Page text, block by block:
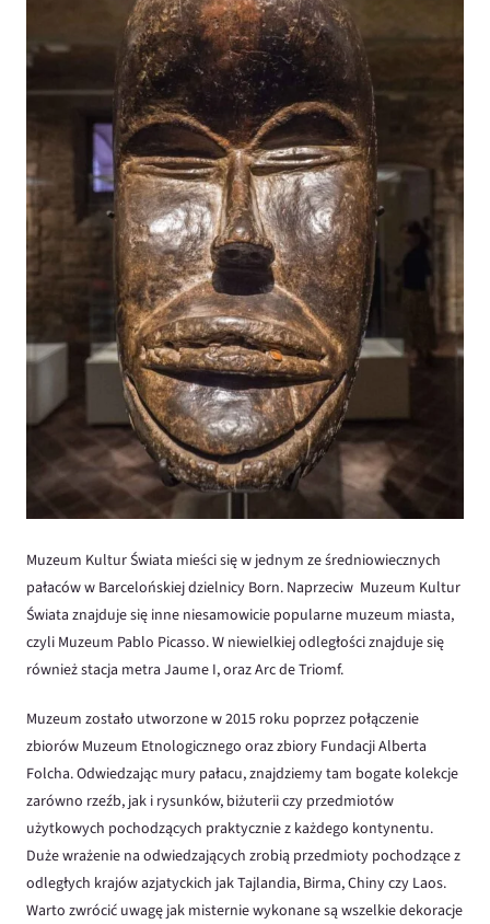
Muzeum Kultur Świata mieści się w jednym ze średniowiecznych
pałaców w Barcelońskiej dzielnicy Born. Naprzeciw Muzeum Kultur
Świata znajduje się inne niesamowicie popularne muzeum miasta,
czyli Muzeum Pablo Picasso. W niewielkiej odległości znajduje się
również stacja metra Jaume I, oraz Arc de Triomf.
Muzeum zostało utworzone w 2015 roku poprzez połączenie
zbiorów Muzeum Etnologicznego oraz zbiory Fundacji Alberta
Folcha. Odwiedzając mury pałacu, znajdziemy tam bogate kolekcje
zarówno rzeźb, jak i rysunków, biżuterii czy przedmiotów
użytkowych pochodzących praktycznie z każdego kontynentu.
Duże wrażenie na odwiedzających zrobią przedmioty pochodzące z
odległych krajów azjatyckich jak Tajlandia, Birma, Chiny czy Laos.
Warto zwrócić uwagę jak misternie wykonane są wszelkie dekoracje